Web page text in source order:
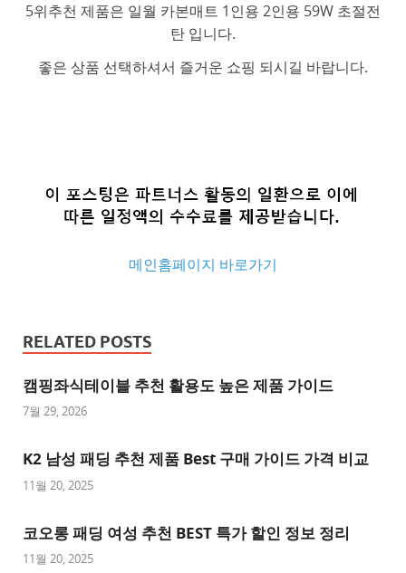
5위추천 제품은 일월 카본매트 1인용 2인용 59W 초절전
탄 입니다.
좋은 상품 선택하셔서 즐거운 쇼핑 되시길 바랍니다.
메인홈페이지 바로가기
사
이
트
천
사
트
1
RELATED POSTS
캠핑좌식테이블 추천 활용도 높은 제품 가이드
7월 29, 2026
K2 남성 패딩 추천 제품 Best 구매 가이드 가격 비교
11월 20, 2025
코오롱 패딩 여성 추천 BEST 특가 할인 정보 정리
11월 20, 2025